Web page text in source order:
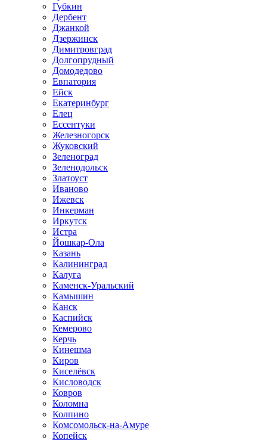
Губкин
Дербент
Джанкой
Дзержинск
Димитровград
Долгопрудный
Домодедово
Евпатория
Ейск
Екатеринбург
Елец
Ессентуки
Железногорск
Жуковский
Зеленоград
Зеленодольск
Златоуст
Иваново
Ижевск
Инкерман
Иркутск
Истра
Йошкар-Ола
Казань
Калининград
Калуга
Каменск-Уральский
Камышин
Канск
Каспийск
Кемерово
Керчь
Кинешма
Киров
Киселёвск
Кисловодск
Ковров
Коломна
Колпино
Комсомольск-на-Амуре
Копейск